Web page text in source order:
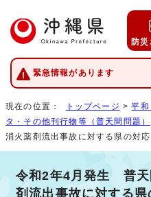
防
緊急情報があります
現在の位置： トップページ >平和
タ・その他刊行物等（普天間問題）
消火薬剤流出事故に対する県の対応
令和2年4月発生 普天
剤流出事故に対する県